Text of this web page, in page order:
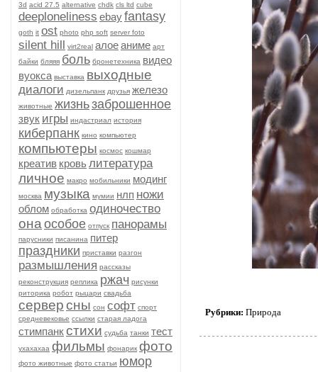
3d acid 27.5 alternative chdk cls ltd cube
deeploneliness ebayfantasy
goth it ost photo php soft server foto
silent hill virt2real алоеаниме арт
байки бляяя боль бронетехника видео
вуокса выставка выходные
диалоги дизельпанк друзья железо
животные жизньзаброшенное
звук игры индастриал история
киберпанк кино компьютер
компьютеры космос кошмар
креатив кровьлитература
личное макро мобильники модинг
москва музыка мумии нлп ножи
облом обработка одиночество
она особое отпуск панорамы
парусники писанина питер
праздники приставки разгон
размышления рассказы
реконструкция реплика ржач рисунки
риторика робот рыцари свадьба
серверсны сон софт спорт
средневековье ссылки старая ладога
стимпанкстихи судьба танки тест
ухахахаа фильмы фонарик фото
фото животные фото статьи юмор
Рубрики: Природа